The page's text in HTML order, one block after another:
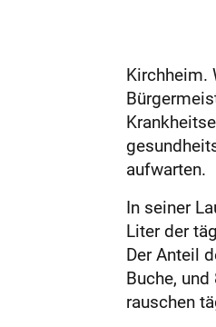
Kirchheim.
aufwarten.
In seiner
Liter der
Der Anteil
Buche,
rauschen